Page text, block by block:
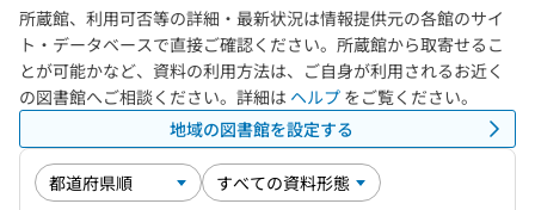
所蔵館、利用可否等の詳細・最新状況は情報提供元の各館のサイ
ト・データベースで直接ご確認ください。所蔵館から取寄せるこ
とが可能かなど、資料の利用方法は、ご自身が利用されるお近く
の図書館へご相談ください。詳細は ヘルプ をご覧ください。
地域の図書館を設定する